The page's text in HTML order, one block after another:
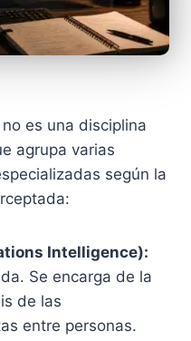
es una disciplina
agrupa varias
según la
Intelligence):
Se encarga de la
de las
entre personas.